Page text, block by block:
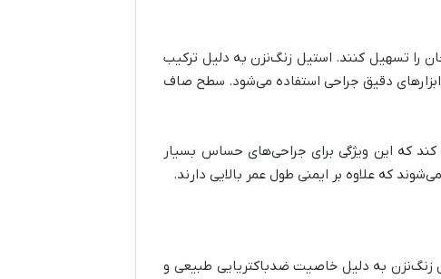
را تسهیل کنند. استیل زنگ‌نزن به دلیل ترکیب
دقیق جراحی استفاده می‌شود. سطح صاف
که این ویژگی برای جراحی‌های حساس بسیار
که علاوه بر ایمنی طول عمر بالایی دارند.
زنگ‌نزن به دلیل خاصیت ضدباکتریایی طبیعی و